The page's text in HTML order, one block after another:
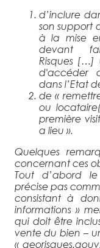
d’inclure
son support
à la mise
devant
Risques[…]
d'accéder
dans l’Etat
de «
ou
première
a lieu ».
Quelques
concernant ces
Tout d’abord
précise pas
consistant à
informations »
qui doit être
vente du bien –
«